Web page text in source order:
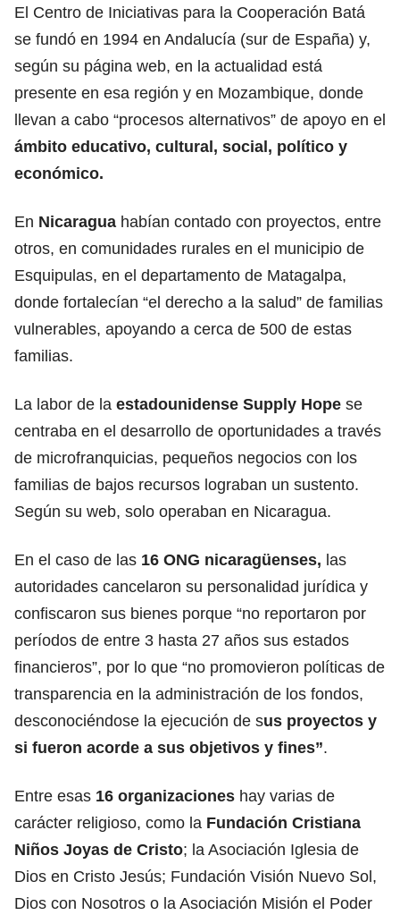
El Centro de Iniciativas para la Cooperación Batá
se fundó en 1994 en Andalucía (sur de España) y,
según su página web, en la actualidad está
presente en esa región y en Mozambique, donde
llevan a cabo “procesos alternativos” de apoyo en el
ámbito educativo, cultural, social, político y
económico.
En Nicaragua habían contado con proyectos, entre
otros, en comunidades rurales en el municipio de
Esquipulas, en el departamento de Matagalpa,
donde fortalecían “el derecho a la salud” de familias
vulnerables, apoyando a cerca de 500 de estas
familias.
La labor de la estadounidense Supply Hope se
centraba en el desarrollo de oportunidades a través
de microfranquicias, pequeños negocios con los
familias de bajos recursos lograban un sustento.
Según su web, solo operaban en Nicaragua.
En el caso de las 16 ONG nicaragüenses, las
autoridades cancelaron su personalidad jurídica y
confiscaron sus bienes porque “no reportaron por
períodos de entre 3 hasta 27 años sus estados
financieros”, por lo que “no promovieron políticas de
transparencia en la administración de los fondos,
desconociéndose la ejecución de sus proyectos y
si fueron acorde a sus objetivos y fines”.
Entre esas 16 organizaciones hay varias de
carácter religioso, como la Fundación Cristiana
Niños Joyas de Cristo; la Asociación Iglesia de
Dios en Cristo Jesús; Fundación Visión Nuevo Sol,
Dios con Nosotros o la Asociación Misión el Poder